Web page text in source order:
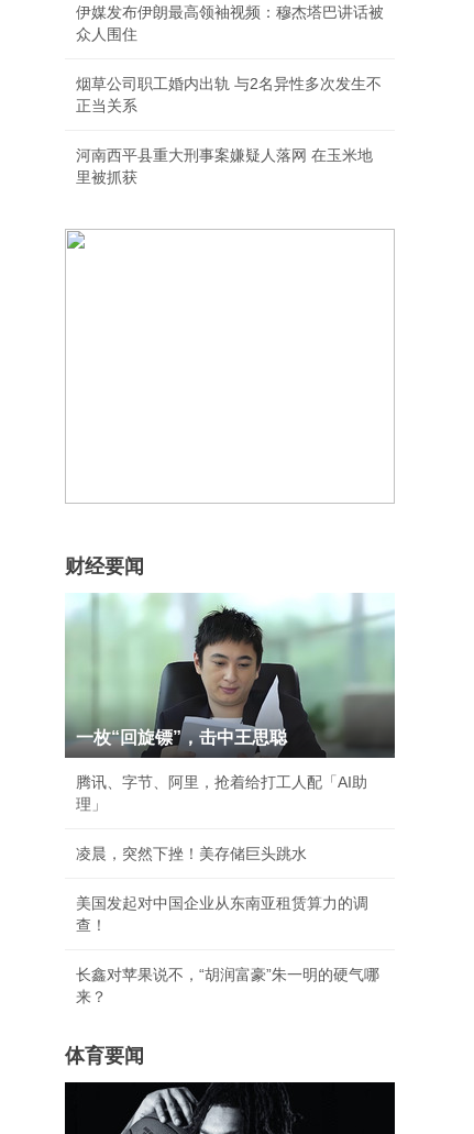
伊媒发布伊朗最高领袖视频：穆杰塔巴讲话被
众人围住
烟草公司职工婚内出轨 与2名异性多次发生不
正当关系
河南西平县重大刑事案嫌疑人落网 在玉米地
里被抓获
财经要闻
一枚“回旋镖”，击中王思聪
腾讯、字节、阿里，抢着给打工人配「AI助
理」
凌晨，突然下挫！美存储巨头跳水
美国发起对中国企业从东南亚租赁算力的调
查！
长鑫对苹果说不，“胡润富豪”朱一明的硬气哪
来？
体育要闻